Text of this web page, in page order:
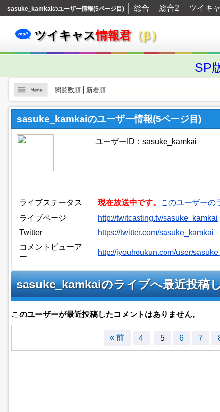
sasuke_kamkaiのユーザー情報(5ページ目) 総合 総合2 ツイキ
ツイキャス情報君（β）
SP
閲覧数順| 新着順
sasuke_kamkaiのユーザー情報(5ページ目)
ユーザーID：sasuke_kamkai
ライブステータス 現在放送中です。
このユーザーの
ライブページ
http://twitcasting.tv/sasuke_kamkai
Twitter
https://twitter.com/sasuke_kamkai
コメントビューア
ー
http://jyouhoukun.com/user/
sasuke_kamkaiのライブへ最近投稿
このユーザーが最近投稿したコメントはありません。
« 前 4 5 6 7